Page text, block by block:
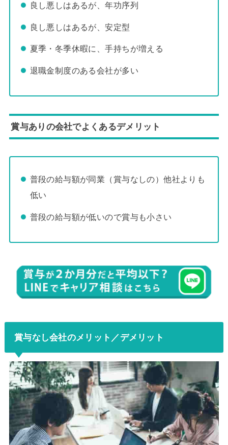
良し悪しはあるが、年功序列
良し悪しはあるが、安定型
夏季・冬季休暇に、手持ちが増える
退職金制度のある会社が多い
賞与ありの会社でよくあるデメリット
普段の給与額が同業（賞与なしの）他社よりも
低い
普段の給与額が低いので賞与も小さい
賞与なし会社のメリット／デメリット